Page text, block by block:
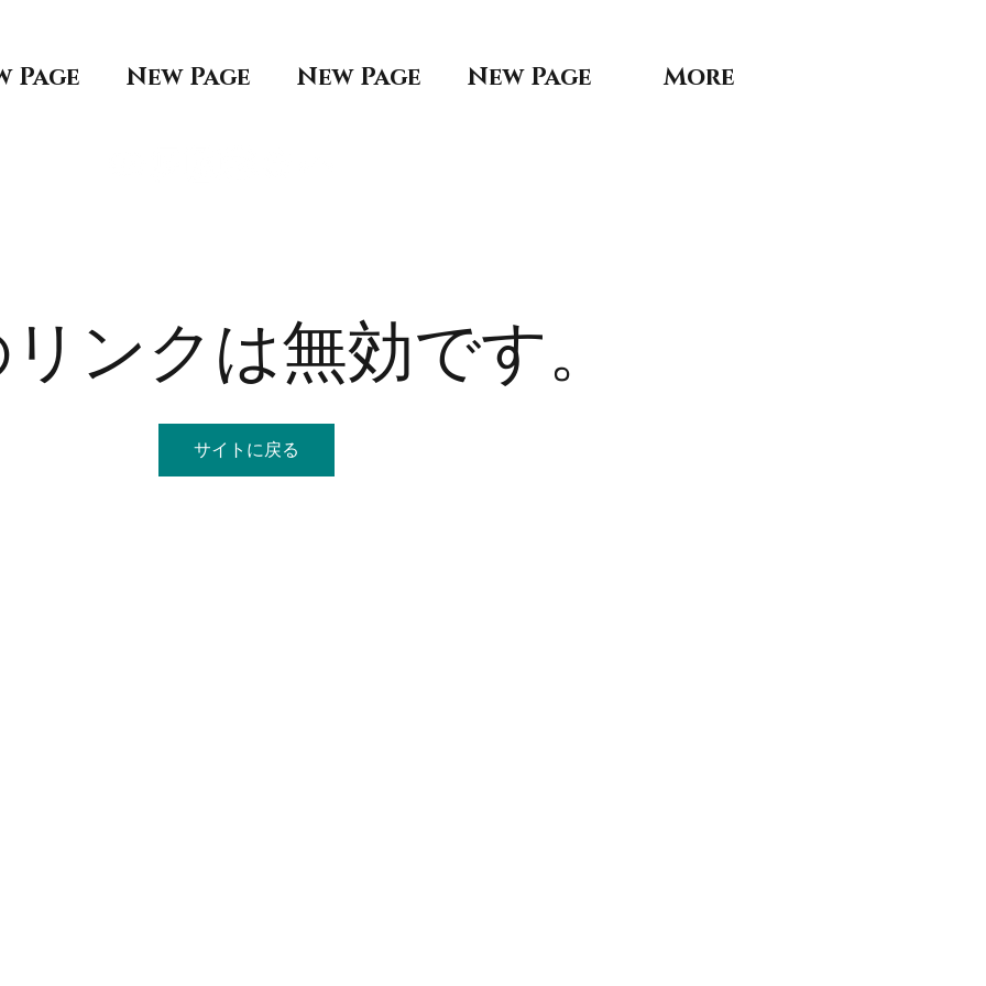
Page New Page New Page New Page More
ンクは無効です。
サイトに戻る